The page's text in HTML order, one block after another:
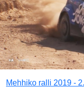
Mehhiko ralli 2019 -